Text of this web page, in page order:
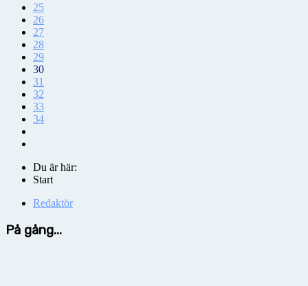
25
26
27
28
29
30
31
32
33
34
Du är här:
Start
Redaktör
På gång...